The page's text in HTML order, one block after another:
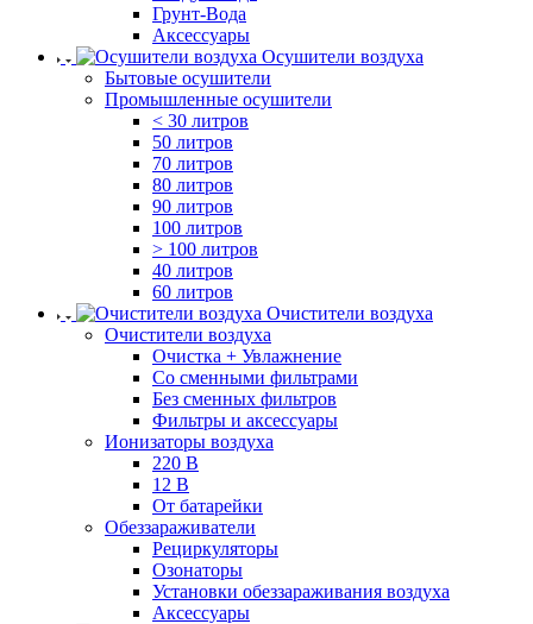
Грунт-Вода
Аксессуары
Осушители воздуха
Бытовые осушители
Промышленные осушители
< 30 литров
50 литров
70 литров
80 литров
90 литров
100 литров
> 100 литров
40 литров
60 литров
Очистители воздуха
Очистители воздуха
Очистка + Увлажнение
Cо сменными фильтрами
Без сменных фильтров
Фильтры и аксессуары
Ионизаторы воздуха
220 В
12 В
От батарейки
Обеззараживатели
Рециркуляторы
Озонаторы
Установки обеззараживания воздуха
Аксессуары